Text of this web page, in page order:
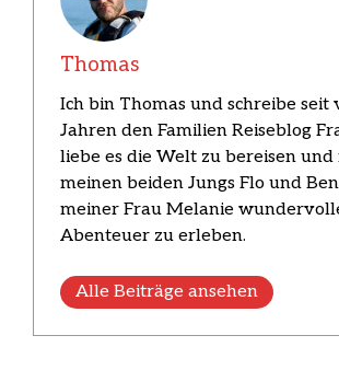
Thomas
Ich bin Thomas und schreibe seit
Jahren den Familien Reiseblog
liebe es die Welt zu bereisen und
meinen beiden Jungs Flo und
meiner Frau Melanie
Abenteuer zu erleben.
Alle Beiträge ansehen